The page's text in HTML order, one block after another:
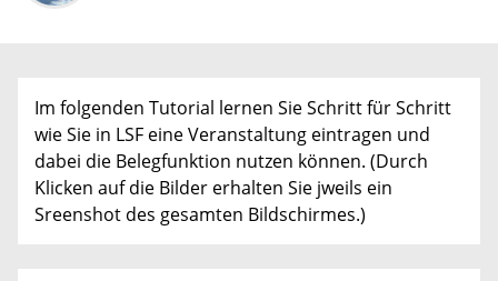
Im folgenden Tutorial lernen Sie Schritt für Schritt
wie Sie in LSF eine Veranstaltung eintragen und
dabei die Belegfunktion nutzen können. (Durch
Klicken auf die Bilder erhalten Sie jweils ein
Sreenshot des gesamten Bildschirmes.)